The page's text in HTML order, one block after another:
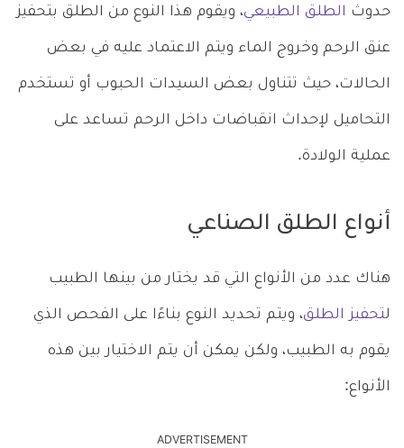
حدوث الطلق الطبيعي، ويقوم هذا النوع من الطلق بتحفيز
عنق الرحم وخروج الماء ويتم الاعتماد عليه في بعض
الحالات، حيث تتناول بعض السيدات الحبوب أو تستخدم
التحاميل لإحداث انقباضات داخل الرحم تساعد على
عملية الولادة.
أنواع الطلق الصناعي
هناك عدد من الأنواع التي قد يختار من بينها الطبيب
لتحفيز الطلق، ويتم تحديد النوع بناءًا على الفحص الذي
يقوم به الطبيب، ولكن يمكن أن يتم الاختيار بين هذه
الأنواع:
ADVERTISEMENT